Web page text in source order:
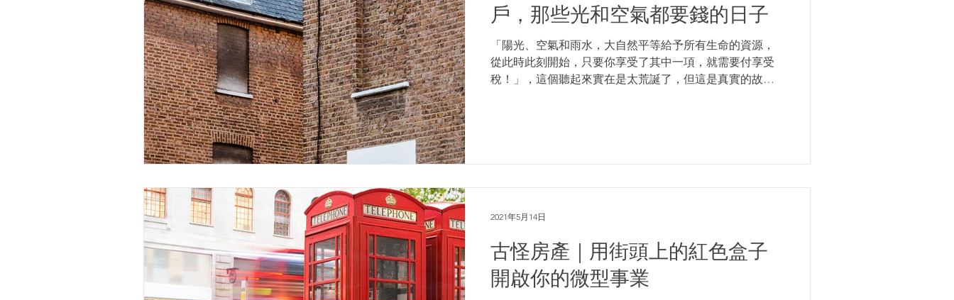
戶，那些光和空氣都要錢的日子
「陽光、空氣和雨水，大自然平等給予所有生命的資源，
從此時此刻開始，只要你享受了其中一項，就需要付享受
稅！」，這個聽起來實在是太荒誕了，但這是真實的故
古怪房產｜用街頭上的紅色盒子
開啟你的微型事業
2021年5月14日